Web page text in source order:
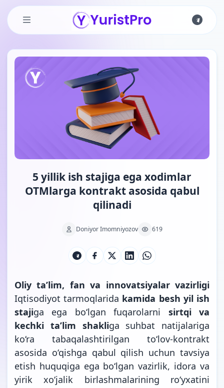
Skip to main content
5 yillik ish stajiga ega xodimlar
OTMlarga kontrakt asosida qabul
qilinadi
Doniyor Imomniyozov 619
Oliy ta’lim, fan va innovatsiyalar vazirligi
Iqtisodiyot tarmoqlarida kamida besh yil ish
stajiga ega bo‘lgan fuqarolarni sirtqi va
kechki ta’lim shakliga suhbat natijalariga
ko‘ra tabaqalashtirilgan to‘lov-kontrakt
asosida o‘qishga qabul qilish uchun tavsiya
etish huquqiga ega bo‘lgan vazirlik, idora va
yirik xo‘jalik birlashmalarining ro‘yxatini